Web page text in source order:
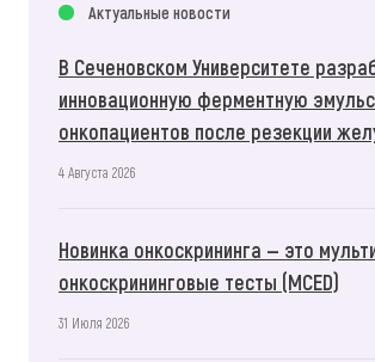
Актуальные новости
В Сеченовском Университете
инновационную ферментную
онкопациентов после резекции
4 Августа 2026
Новинка онкоскрининга — это
онкоскрининговые тесты (MCED)
31 Июля 2026